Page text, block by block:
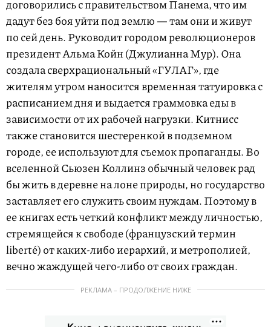
договорились с правительством Панема, что им
дадут без боя уйти под землю — там они и живут
по сей день. Руководит городом революционеров
президент Альма Койн (Джулианна Мур). Она
создала сверхрациональный «ГУЛАГ», где
жителям утром наносится временная татуировка с
расписанием дня и выдается граммовка еды в
зависимости от их рабочей нагрузки. Китнисс
также становится шестеренкой в подземном
городе, ее используют для съемок пропаганды. Во
вселенной Сьюзен Коллинз обычный человек рад
бы жить в деревне на лоне природы, но государство
заставляет его служить своим нуждам. Поэтому в
ее книгах есть четкий конфликт между личностью,
стремящейся к свободе (французский термин
liberté) от каких-либо иерархий, и метрополией,
вечно жаждущей чего-либо от своих граждан.
РЕКЛАМА – ПРОДОЛЖЕНИЕ НИЖЕ